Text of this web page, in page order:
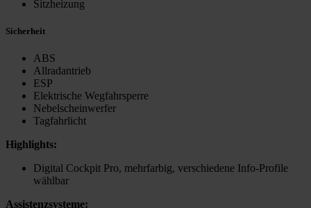
Sitzheizung
Sicherheit
ABS
Allradantrieb
ESP
Elektrische Wegfahrsperre
Nebelscheinwerfer
Tagfahrlicht
Highlights:
Digital Cockpit Pro, mehrfarbig, verschiedene Info-Profile
wählbar
Assistenzsysteme: